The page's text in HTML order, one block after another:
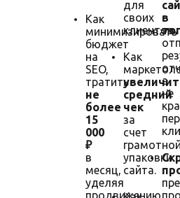
Как
минимизировать
бюджет
на
SEO,
тратить
не
более
15
000
₽
в
месяц,
уделяя
продвижению
для
своих
клиентов.
Как
средний
чек
за
счет
упаковки
сайта.
в
а
не